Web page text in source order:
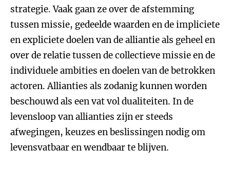
strategie. Vaak gaan ze over de afstemming
tussen missie, gedeelde waarden en de impliciete
en expliciete doelen van de alliantie als geheel en
over de relatie tussen de collectieve missie en de
individuele ambities en doelen van de betrokken
actoren. Allianties als zodanig kunnen worden
beschouwd als een vat vol dualiteiten. In de
levensloop van allianties zijn er steeds
afwegingen, keuzes en beslissingen nodig om
levensvatbaar en wendbaar te blijven.